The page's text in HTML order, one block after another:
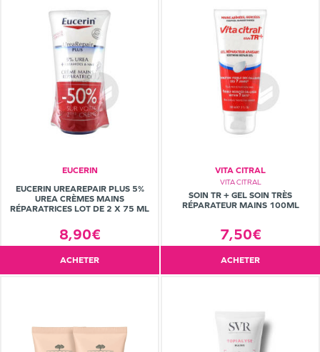
EUCERIN
EUCERIN UREAREPAIR PLUS 5%
UREA CRÈMES MAINS
RÉPARATRICES LOT DE 2 X 75 ML
8,90€
ACHETER
VITA CITRAL
VITA CITRAL
SOIN TR + GEL SOIN TRÈS
RÉPARATEUR MAINS 100ML
7,50€
ACHETER